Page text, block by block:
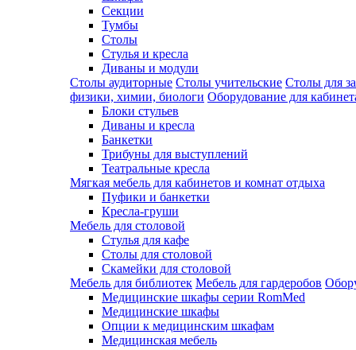
Секции
Тумбы
Столы
Стулья и кресла
Диваны и модули
Столы аудиторные Столы учительские Столы для
физики, химии, биологи Оборудование для
Блоки стульев
Диваны и кресла
Банкетки
Трибуны для выступлений
Театральные кресла
Мягкая мебель для кабинетов и комнат отдыха
Пуфики и банкетки
Кресла-груши
Мебель для столовой
Cтулья для кафе
Cтолы для столовой
Скамейки для столовой
Мебель для библиотек Мебель для гардеробов
Медицинские шкафы серии RomMed
Медицинские шкафы
Опции к медицинским шкафам
Медицинская мебель